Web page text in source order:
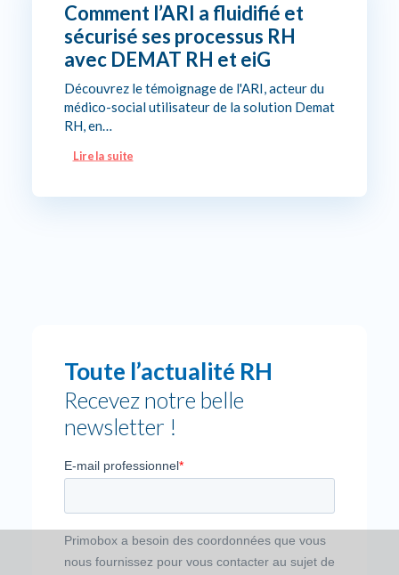
Comment l’ARI a fluidifié et
sécurisé ses processus RH
avec DEMAT RH et eiG
Découvrez le témoignage de l'ARI, acteur du
médico-social utilisateur de la solution Demat
RH, en…
Lire la suite
Toute l’actualité RH
Recevez notre belle
newsletter !